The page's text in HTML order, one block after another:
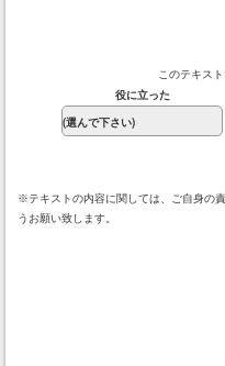
このテキス
役に立った
※テキストの内容に関しては、ご自身の
うお願い致します。